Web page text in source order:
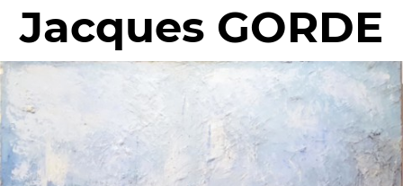
Jacques GORDE